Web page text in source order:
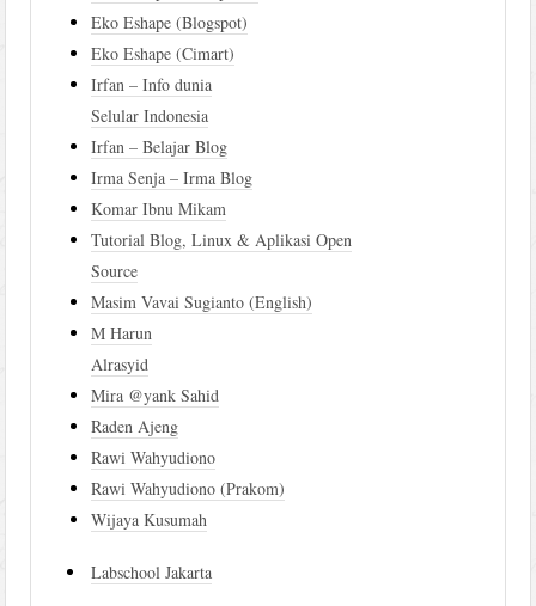
Eko Eshape (Blogspot)
Eko Eshape (Cimart)
Irfan – Info dunia
Selular Indonesia
Irfan – Belajar Blog
Irma Senja – Irma Blog
Komar Ibnu Mikam
Tutorial Blog, Linux & Aplikasi Open
Source
Masim Vavai Sugianto (English)
M Harun
Alrasyid
Mira @yank Sahid
Raden Ajeng
Rawi Wahyudiono
Rawi Wahyudiono (Prakom)
Wijaya Kusumah
Labschool Jakarta